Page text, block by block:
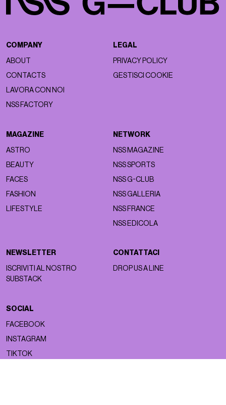
COMPANY
ABOUT
CONTACTS
LAVORA CON NOI
NSS FACTORY
LEGAL
PRIVACY POLICY
GESTISCI COOKIE
MAGAZINE
ASTRO
BEAUTY
FACES
FASHION
LIFESTYLE
NETWORK
NSS MAGAZINE
NSS SPORTS
NSS G-CLUB
NSS GALLERIA
NSS FRANCE
NSS EDICOLA
NEWSLETTER
ISCRIVITI AL NOSTRO
SUBSTACK
CONTATTACI
DROP US A LINE
SOCIAL
FACEBOOK
INSTAGRAM
TIKTOK